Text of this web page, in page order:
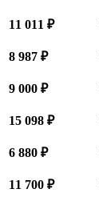
11 011 ₽
8 987 ₽
9 000 ₽
15 098 ₽
6 880 ₽
11 700 ₽